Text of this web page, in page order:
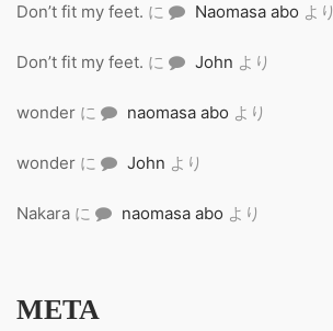
Don’t fit my feet. に Naomasa abo より
Don’t fit my feet. に John より
wonder に naomasa abo より
wonder に John より
Nakara に naomasa abo より
META